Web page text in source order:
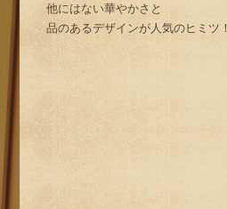
他にはない華やかさと
品のあるデザインが人気のヒミツ！